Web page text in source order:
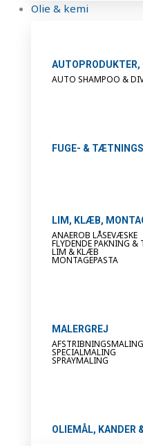
Olie & kemi
AUTO SHAMPOO &
FUGE- &
LIM, KLÆB,
ANAEROB LÅSEVÆSKE
FLYDENDE PAKNING
LIM & KLÆB
MONTAGEPASTA
MALERGREJ
SPECIALMALING
SPRAYMALING
OLIEMÅL, KANDER